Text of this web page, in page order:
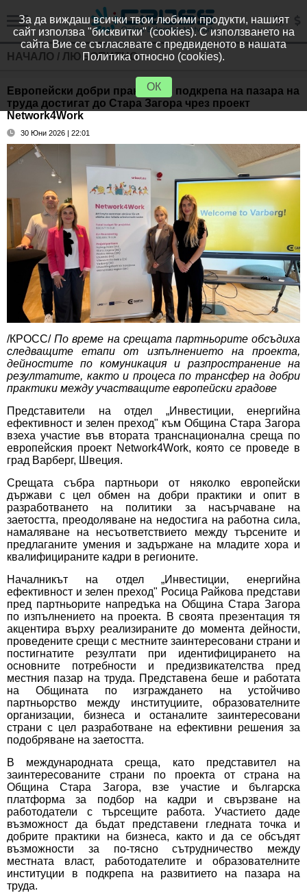
НАЧАЛО / ЛЮБОПИТНО
Европейски добри практики в подкрепа на пазара на
труда достигат до Стара Загора чрез проект
Network4Work
30 Юни 2026 | 22:01
/КРОСС/По време на срещата партньорите обсъдиха
следващите етапи от изпълнението на проекта,
дейностите по комуникация и разпространение на
резултатите, както и процеса по трансфер на добри
практики между участващите европейски градове
Представители на отдел „Инвестиции, енергийна
ефективност и зелен преход" към Община Стара Загора
взеха участие във втората транснационална среща по
европейския проект Network4Work, която се проведе в
град Варберг, Швеция.
Срещата събра партньори от няколко европейски
държави с цел обмен на добри практики и опит в
разработването на политики за насърчаване на
заетостта, преодоляване на недостига на работна сила,
намаляване на несъответствието между търсените и
предлаганите умения и задържане на младите хора и
квалифицираните кадри в регионите.
Началникът на отдел „Инвестиции, енергийна
ефективност и зелен преход" Росица Райкова представи
пред партньорите напредъка на Община Стара Загора
по изпълнението на проекта. В своята презентация тя
акцентира върху реализираните до момента дейности,
проведените срещи с местните заинтересовани страни и
постигнатите резултати при идентифицирането на
основните потребности и предизвикателства пред
местния пазар на труда. Представена беше и работата
на Общината по изграждането на устойчиво
партньорство между институциите, образователните
организации, бизнеса и останалите заинтересовани
страни с цел разработване на ефективни решения за
подобряване на заетостта.
В международната среща, като представител на
заинтересованите страни по проекта от страна на
Община Стара Загора, взе участие и българска
платформа за подбор на кадри и свързване на
работодатели с търсещите работа. Участието даде
възможност да бъдат представени гледната точка и
добрите практики на бизнеса, както и да се обсъдят
възможности за по-тясно сътрудничество между
местната власт, работодателите и образователните
институции в подкрепа на развитието на пазара на
труда.
За да виждаш всички твои любими продукти, нашият
сайт използва "бисквитки" (cookies). С използването на
сайта Вие се съгласявате с предвиденото в нашата
Политика относно (cookies).
ОК